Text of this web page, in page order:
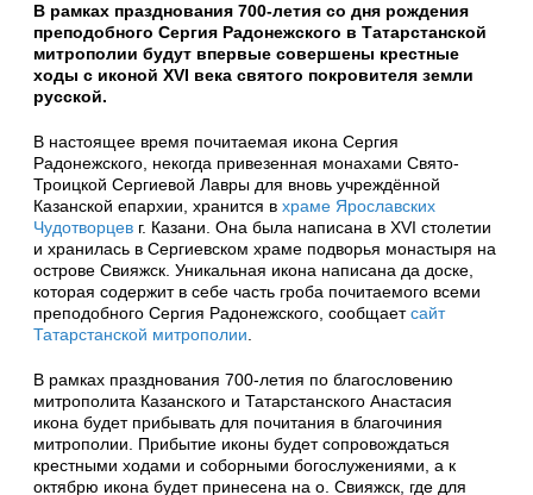
В рамках празднования 700-летия со дня рождения
преподобного Сергия Радонежского в Татарстанской
митрополии будут впервые совершены крестные
ходы с иконой XVI века святого покровителя земли
русской.
В настоящее время почитаемая икона Сергия
Радонежского, некогда привезенная монахами Свято-
Троицкой Сергиевой Лавры для вновь учреждённой
Казанской епархии, хранится в храме Ярославских
Чудотворцев г. Казани. Она была написана в XVI столетии
и хранилась в Сергиевском храме подворья монастыря на
острове Свияжск. Уникальная икона написана да доске,
которая содержит в себе часть гроба почитаемого всеми
преподобного Сергия Радонежского, сообщаетсайт
Татарстанской митрополии
В рамках празднования 700-летия по благословению
митрополита Казанского и Татарстанского Анастасия
икона будет прибывать для почитания в благочиния
митрополии. Прибытие иконы будет сопровождаться
крестными ходами и соборными богослужениями, а к
октябрю икона будет принесена на о. Свияжск, где для